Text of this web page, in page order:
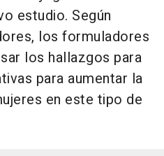
estudio. Según
los formuladores
los hallazgos para
para aumentar la
en este tipo de